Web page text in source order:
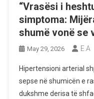
“Vrasësi i
simptoma:
shumë vonë se
May 29, 2026 E.A
Hipertensioni arterial
sepse në shumicën e
dukshme derisa të